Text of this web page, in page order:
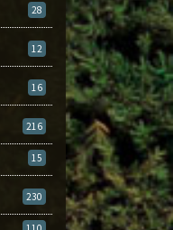
28
12
16
216
15
230